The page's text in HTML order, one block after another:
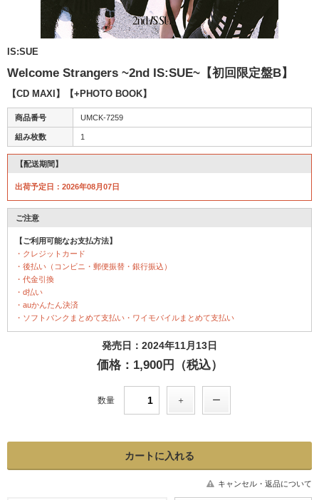
IS:SUE
Welcome Strangers ~2nd IS:SUE~【初回限定盤B】
【CD MAXI】【+PHOTO BOOK】
商品番号 UMCK-7259
組み枚数 1
【配送期間】
出荷予定日：2026年08月07日
ご注意
【ご利用可能なお支払方法】
・クレジットカード
・後払い（コンビニ・郵便振替・銀行振込）
・代金引換
・d払い
・auかんたん決済
・ソフトバンクまとめて支払い・ワイモバイルまとめて支払い
発売日：2024年11月13日
価格：1,900円（税込）
数量
キャンセル・返品について